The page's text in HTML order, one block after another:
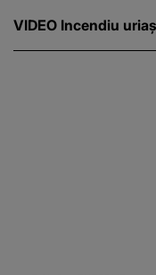
VIDEO Incendiu